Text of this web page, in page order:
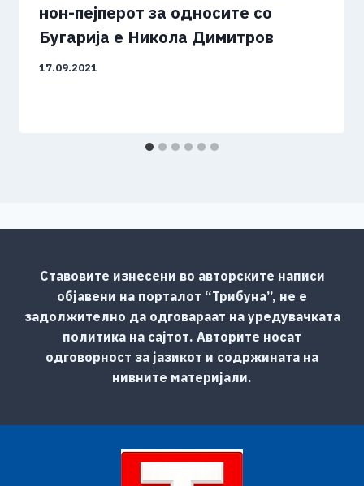
нон-пејперот за односите со
Бугарија е Никола Димитров
17.09.2021
Ставовите изнесени во авторските написи
објавени на порталот “Трибуна”, не е
задолжително да одговараат на уредувачката
политика на сајтот. Авторите носат
одговорност за јазикот и содржината на
нивните материјали.